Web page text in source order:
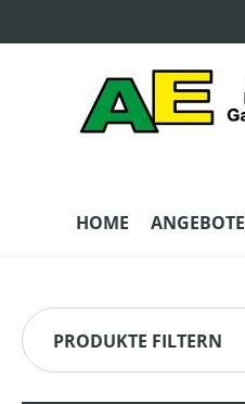
HOME ANGEBOTE
PRODUKTE FILTERN